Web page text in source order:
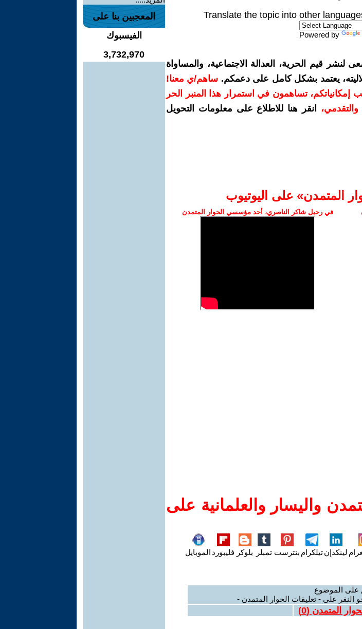
Translate the topic into other
Powered by
قيم الحرية، العدالة الاجتماعية، والمساواة
يعتمد بشكل كامل على دعمكم. ساهم/ي معنا!
أكثر حسب إمكانياتكم، تساهمون في استمرار هذا المنبر الحر
،
انقر هنا للاطلاع على معلومات التحويل
المتمدن» على اليوتيوب
في رحيل شاكر الناصري، أحد مؤسسي الحوار المتمدن
واليسار والعلمانية على
لينكدإنتيلكرام بنترست تمبلر بلوكر فليبورد الموبايل
على الموضوع
النقر على - تعليقات الحوار المتمدن -
المتمدن (0
)
المعجبين بنا على
الفيسبوك
3,732,970